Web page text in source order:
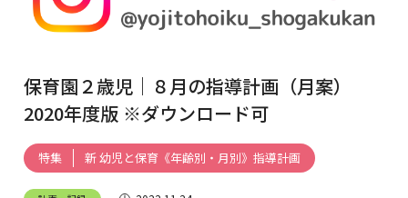
保育園２歳児｜８月の指導計画（月案）
2020年度版 ※ダウンロード可
特集 新 幼児と保育《年齢別・月別》指導計画